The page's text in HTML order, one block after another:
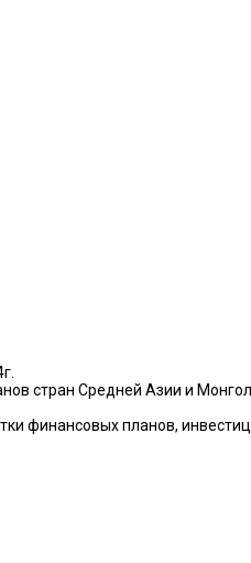
стран Средней Азии и
финансовых планов,